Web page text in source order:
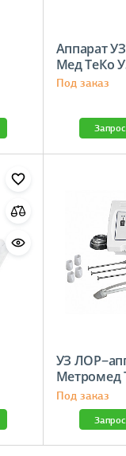
Аппарат
Мед ТеКо
Под заказ
УЗ
Метромед
Под заказ